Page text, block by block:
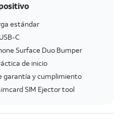
estándar
C
Surface Duo Bumper
de inicio
garantía y cumplimiento
SIM Ejector tool